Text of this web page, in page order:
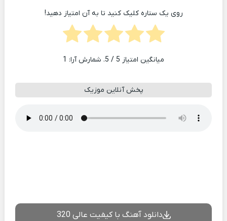
روی یک ستاره کلیک کنید تا به آن امتیاز دهید!
میانگین امتیاز 5 / 5. شمارش آرا: 1
پخش آنلاین موزیک
دانلود آهنگ با کیفیت عالی 320